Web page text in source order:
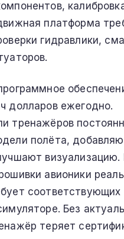
платформа
гидравлики,
долларов ежегодно.
тренажёров
полёта,
авионики
соответствующих
Без
теряет